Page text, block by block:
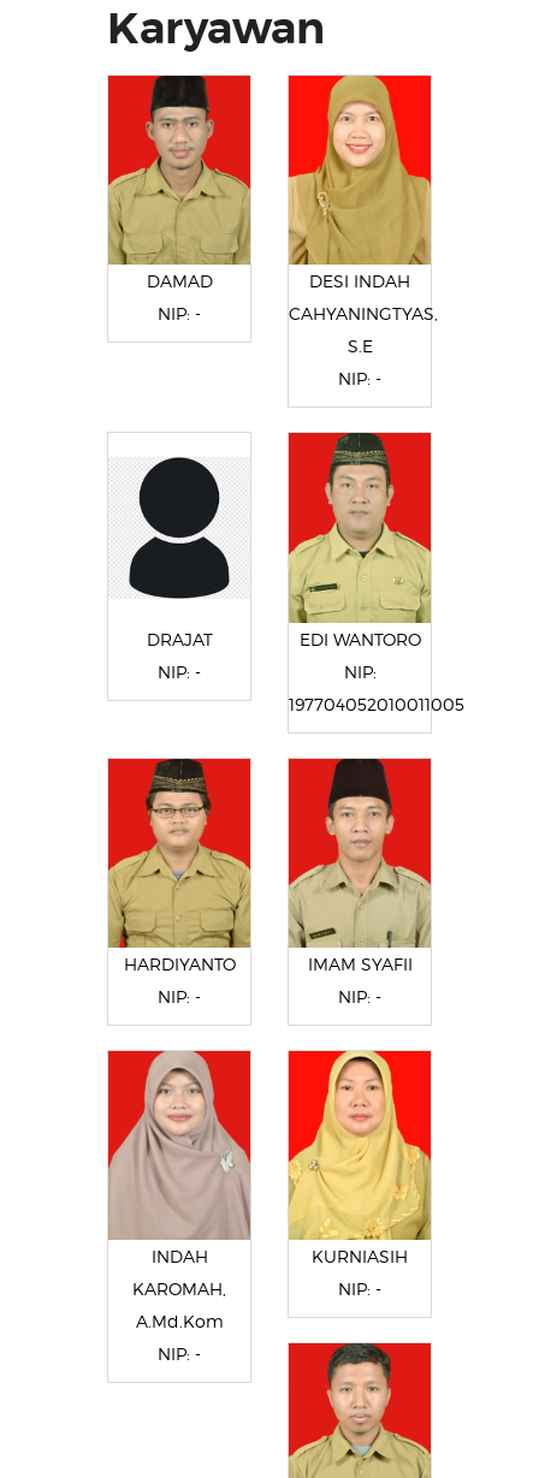
Karyawan
DAMAD
NIP: -
DESI INDAH
CAHYANINGTYAS,
S.E
NIP: -
DRAJAT
NIP: -
EDI WANTORO
NIP:
197704052010011005
HARDIYANTO
NIP: -
IMAM SYAFII
NIP: -
INDAH
KAROMAH,
A.Md.Kom
NIP: -
KURNIASIH
NIP: -